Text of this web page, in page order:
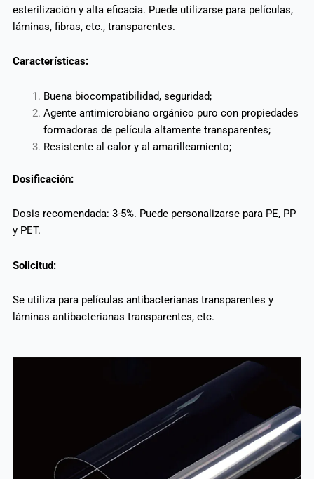
esterilización y alta eficacia. Puede utilizarse para películas,
láminas, fibras, etc., transparentes.
Características:
Buena biocompatibilidad, seguridad;
Agente antimicrobiano orgánico puro con propiedades
formadoras de película altamente transparentes;
Resistente al calor y al amarilleamiento;
Dosificación:
Dosis recomendada: 3-5%. Puede personalizarse para PE, PP
y PET.
Solicitud:
Se utiliza para películas antibacterianas transparentes y
láminas antibacterianas transparentes, etc.